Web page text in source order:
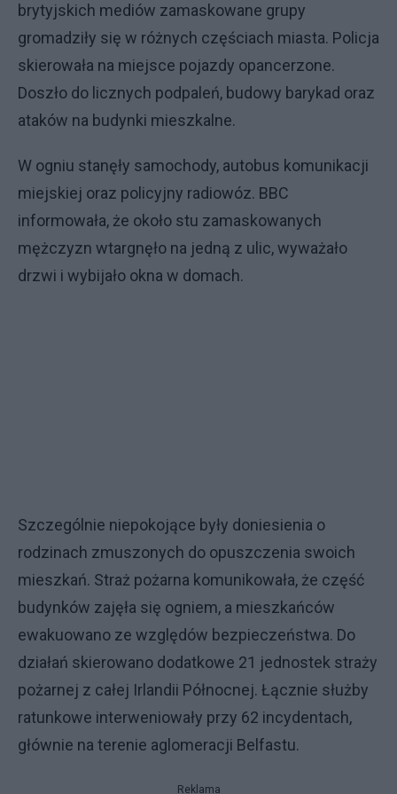
brytyjskich mediów zamaskowane grupy
gromadziły się w różnych częściach miasta. Policja
skierowała na miejsce pojazdy opancerzone.
Doszło do licznych podpaleń, budowy barykad oraz
ataków na budynki mieszkalne.
W ogniu stanęły samochody, autobus komunikacji
miejskiej oraz policyjny radiowóz. BBC
informowała, że około stu zamaskowanych
mężczyzn wtargnęło na jedną z ulic, wyważało
drzwi i wybijało okna w domach.
Szczególnie niepokojące były doniesienia o
rodzinach zmuszonych do opuszczenia swoich
mieszkań. Straż pożarna komunikowała, że część
budynków zajęła się ogniem, a mieszkańców
ewakuowano ze względów bezpieczeństwa. Do
działań skierowano dodatkowe 21 jednostek straży
pożarnej z całej Irlandii Północnej. Łącznie służby
ratunkowe interweniowały przy 62 incydentach,
głównie na terenie aglomeracji Belfastu.
Reklama